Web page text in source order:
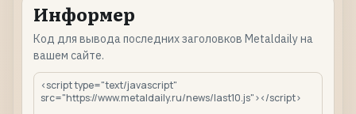
Информер
Код для вывода последних заголовков Metaldaily на
вашем сайте.